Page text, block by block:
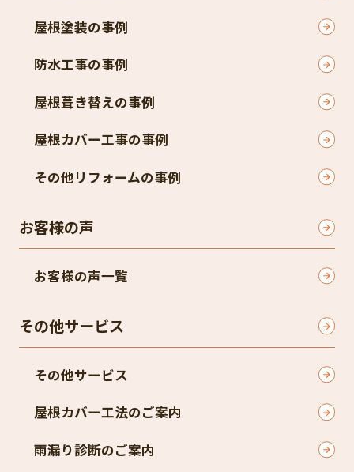
屋根塗装の事例
防水工事の事例
屋根葺き替えの事例
屋根カバー工事の事例
その他リフォームの事例
お客様の声
お客様の声一覧
その他サービス
その他サービス
屋根カバー工法のご案内
雨漏り診断のご案内